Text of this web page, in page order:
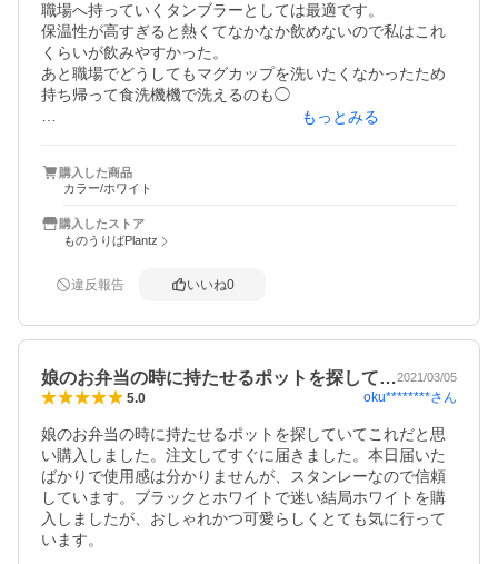
職場へ持っていくタンブラーとしては最適です。
保温性が高すぎると熱くてなかなか飲めないので私はこれ
くらいが飲みやすかった。
あと職場でどうしてもマグカップを洗いたくなかったため
持ち帰って食洗機機で洗えるのも◯
大満足です！
もっとみる
購入した商品
カラー/ホワイト
購入したストア
ものうりばPlantz
違反報告 いいね0
娘のお弁当の時に持たせるポットを探して…2021/03/05
5.0 oku********さん
娘のお弁当の時に持たせるポットを探していてこれだと思
い購入しました。注文してすぐに届きました。本日届いた
ばかりで使用感は分かりませんが、スタンレーなので信頼
しています。ブラックとホワイトで迷い結局ホワイトを購
入しましたが、おしゃれかつ可愛らしくとても気に行って
います。